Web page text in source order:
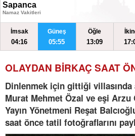
Sapanca
Namaz Vakitleri
İmsak
04:16
Güneş
05:55
Öğle
13:09
OLAYDAN BİRKAÇ SAAT
Dinlenmek için gittiği
Murat Mehmet Özal ve eşi Arzu
Yayın Yönetmeni Reşat
saat önce tatil fotoğraflarını